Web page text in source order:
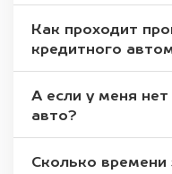
Как проходит
кредитного
А если у меня
авто?
Сколько времени